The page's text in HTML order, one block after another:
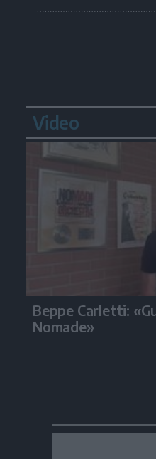
Video
Beppe Carletti:
Nomade»